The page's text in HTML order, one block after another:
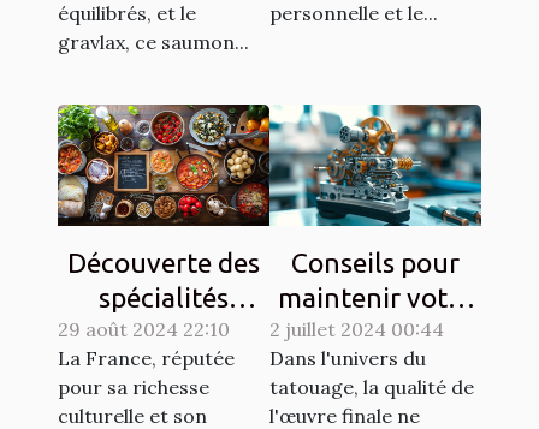
équilibrés, et le
gravlax, ce saumon...
personnelle et le...
Découverte des
spécialités
culinaires
régionales et
leur histoire
29 août 2024 22:10
La France, réputée
pour sa richesse
culturelle et son
Conseils pour
maintenir votre
matériel de
tatouage en
parfait état
2 juillet 2024 00:44
Dans l'univers du
tatouage, la qualité de
l'œuvre finale ne